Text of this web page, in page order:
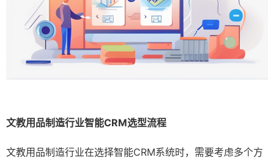
文教用品制造行业智能CRM选型流程
文教用品制造行业在选择智能CRM系统时，需要考虑多个方